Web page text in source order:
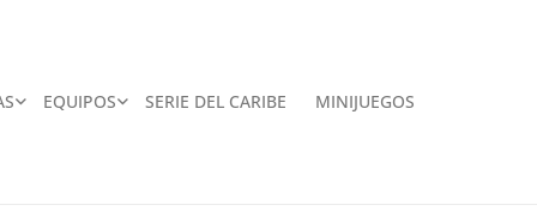
EQUIPOS SERIE DEL CARIBE MINIJUEGOS